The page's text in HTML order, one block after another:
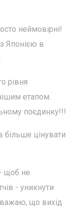
неймовірні!
Японією в
рівня
етапом.
поєдинку!!!
більше цінувати
щоб не
- уникнути
що вихід